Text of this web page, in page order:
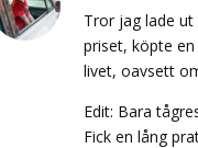
Tror jag lade
priset, köpte
livet, oavsett
Edit: Bara
Fick en lång